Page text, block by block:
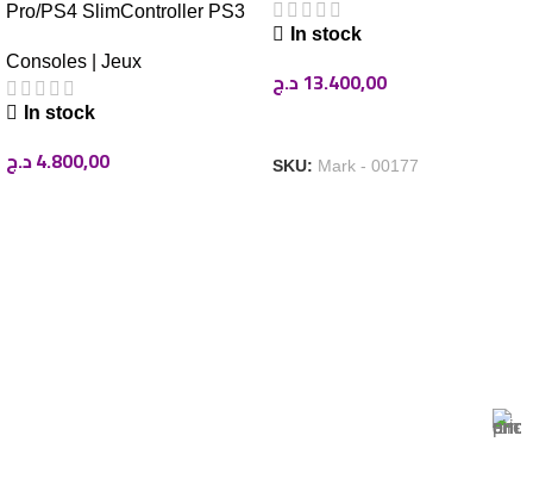
Pro/PS4 SlimController PS3
Consoles | Jeux
In stock
4.800,00د.ج
In stock
13.400,00د.ج
SKU: Mark - 00177